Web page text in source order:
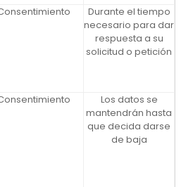
Durante el tiempo
necesario para dar
respuesta a su
solicitud o petición
Los datos se
mantendrán hasta
que decida darse
de baja